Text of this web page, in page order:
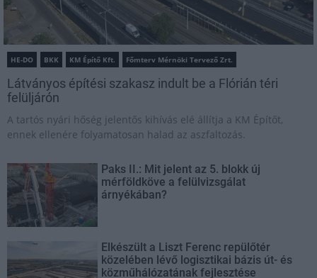
HE-DO BKK KM Építő Kft. Főmterv Mérnöki Tervező Zrt.
Látványos építési szakasz indult be a Flórián téri
felüljárón
A tartós nyári hőség jelentős kihívás elé állítja a KM Építőt,
ennek ellenére folyamatosan halad az aszfaltozás.
Paks II.: Mit jelent az 5. blokk új
mérföldköve a felülvizsgálat
árnyékában?
Elkészült a Liszt Ferenc repülőtér
közelében lévő logisztikai bázis út- és
közműhálózatának fejlesztése